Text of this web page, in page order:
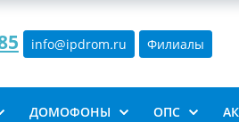
info@ipdrom.ru Филиалы
ДОМОФОНЫ ОПС